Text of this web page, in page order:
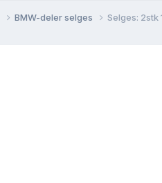
BMW-deler selges Selges: 2stk